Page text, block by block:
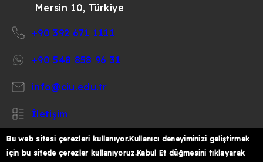
Mersin 10, Türkiye
+90 392 671 1111
+90 548 858 96 31
info@ciu.edu.tr
İletişim
Bu web sitesi çerezleri kullanıyor.Kullanıcı deneyiminizi geliştirmek
için bu sitede çerezler kullanıyoruz.Kabul Et düğmesini tıklayarak